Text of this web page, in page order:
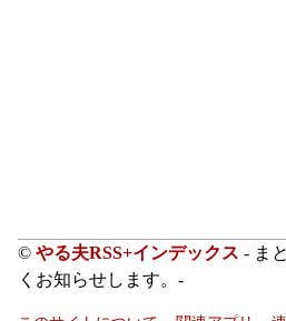
© やる夫RSS+インデックス - ま
くお知らせします。-